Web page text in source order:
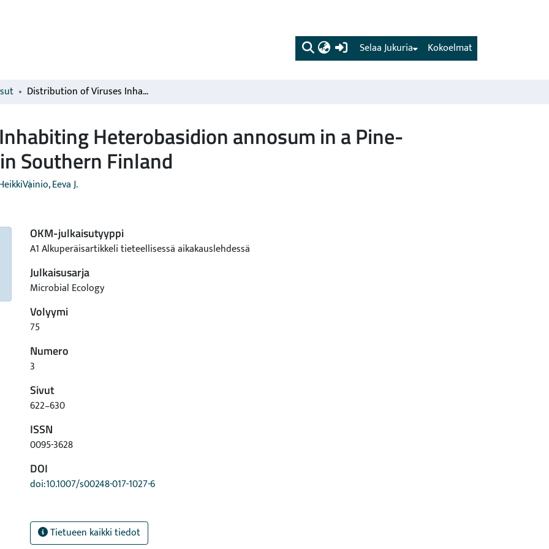
(current) Kokoelmat
Selaa Jukuria
Distribution of Viruses Inhabiting Heterobasidion annosum in a Pine-Dominated Forest Plot in Southern Finland
Heterobasidion annosum in a Pine-
Southern Finland
Vainio, Eeva J.
OKM-julkaisutyyppi
A1 Alkuperäisartikkeli tieteellisessä aikakauslehdessä
Julkaisusarja
Microbial Ecology
Volyymi
75
Numero
3
Sivut
622–630
ISSN
0095-3628
DOI
doi:10.1007/s00248-017-1027-6
Tietueen kaikki tiedot